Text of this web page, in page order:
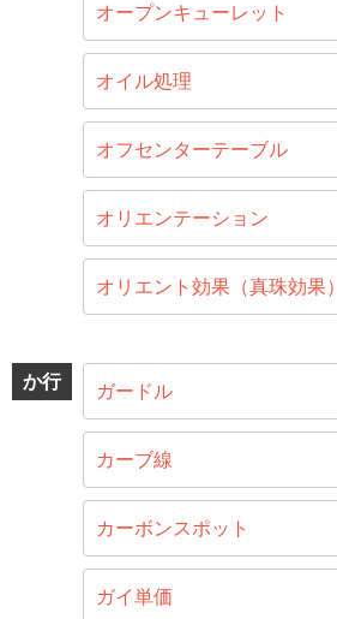
オープンキューレット
オイル処理
オフセンターテーブル
オリエンテーション
オリエント効果（真珠効果）
か行 ガードル
カーブ線
カーボンスポット
ガイ単価